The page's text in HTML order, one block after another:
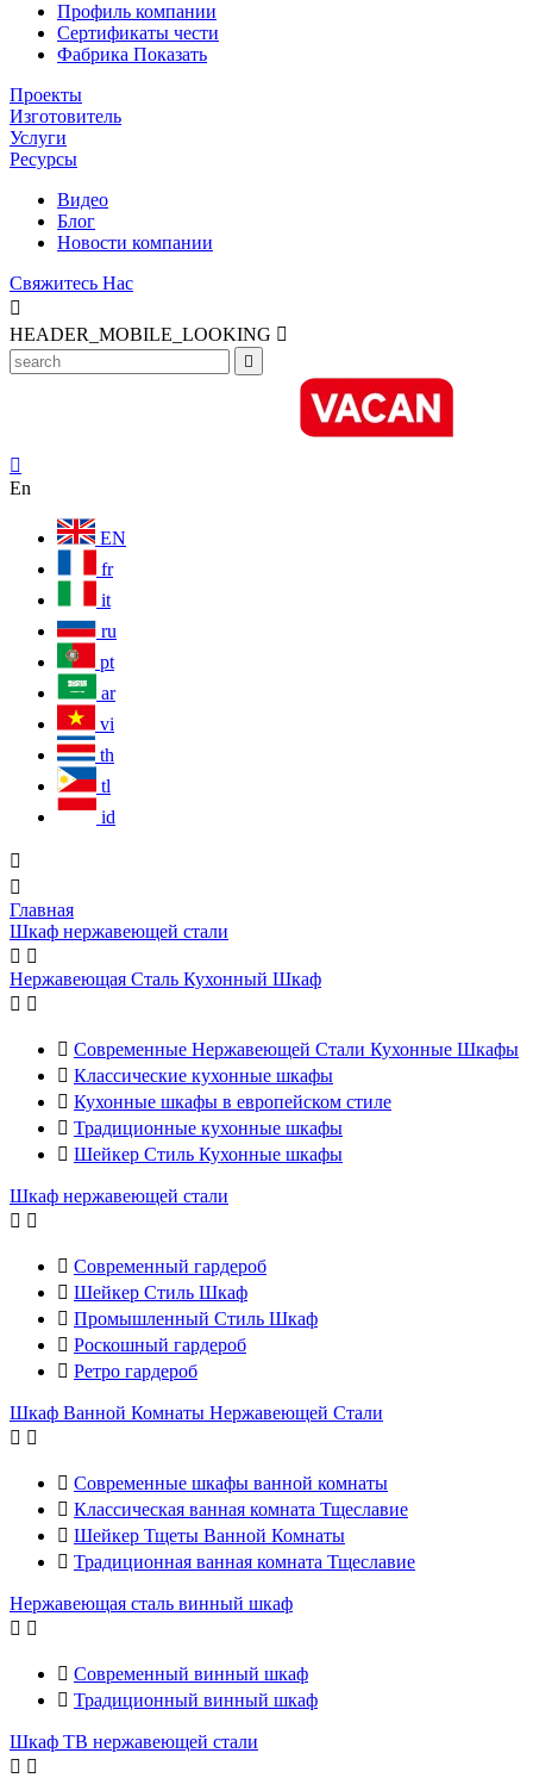
Профиль компании
Сертификаты чести
Фабрика Показать
Проекты
Изготовитель
Услуги
Ресурсы
Видео
Блог
Новости компании
Свяжитесь Нас

HEADER_MOBILE_LOOKING 


En
EN
fr
it
ru
pt
ar
vi
th
tl
id


Главная
Шкаф нержавеющей стали
 
Нержавеющая Сталь Кухонный Шкаф
 
 Современные Нержавеющей Стали Кухонные Шкафы
 Классические кухонные шкафы
 Кухонные шкафы в европейском стиле
 Традиционные кухонные шкафы
 Шейкер Стиль Кухонные шкафы
Шкаф нержавеющей стали
 
 Современный гардероб
 Шейкер Стиль Шкаф
 Промышленный Стиль Шкаф
 Роскошный гардероб
 Ретро гардероб
Шкаф Ванной Комнаты Нержавеющей Стали
 
 Современные шкафы ванной комнаты
 Классическая ванная комната Тщеславие
 Шейкер Тщеты Ванной Комнаты
 Традиционная ванная комната Тщеславие
Нержавеющая сталь винный шкаф
 
 Современный винный шкаф
 Традиционный винный шкаф
Шкаф ТВ нержавеющей стали
 